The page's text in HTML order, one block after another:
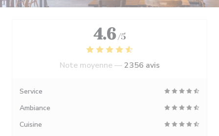
4.6 /5
Note moyenne —2356 avis
Service
Ambiance
Cuisine